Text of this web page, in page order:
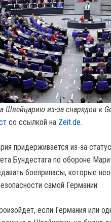
Швейцарию из-за снарядов к
со ссылкой на Zeit.de.
придерживается из-за
Бундестага по обороне
боеприпасы, которые
самой Германии.
если Германия или